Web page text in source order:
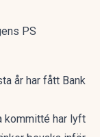
PS
år har fått Bank
kommitté har lyft